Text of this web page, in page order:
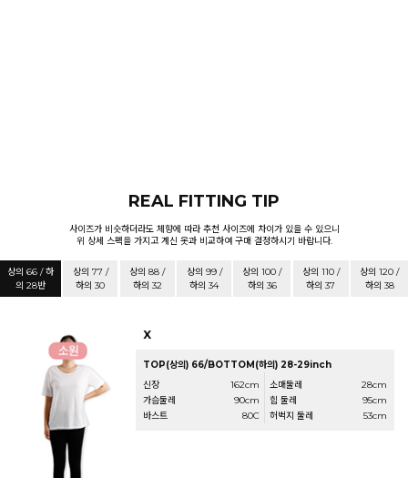
REAL FITTING TIP
사이즈가 비슷하더라도 체향에 따라 추천 사이즈에 차이가 있을 수 있으니
위 상세 스펙을 가지고 계신 옷과 비교하여 구매 결정하시기 바랍니다.
상의 66 / 하
의 28반
상의 77 /
하의 30
상의 88 /
하의 32
상의 99 /
하의 34
상의 100 /
하의 36
상의 110 /
하의 37
상의 120 /
하의 38
X
TOP(상의) 66/BOTTOM(하의) 28-29inch
신장
162cm
가슴둘레
90cm
바스트
80C
소매둘레
28cm
힙 둘레
95cm
허벅지 둘레
53cm